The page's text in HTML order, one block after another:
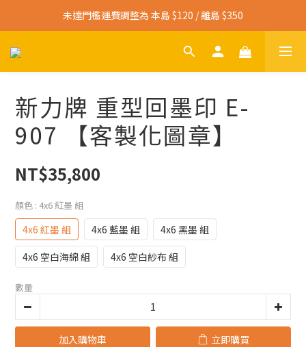
寄送免運門檻調整為 本島 $3,000 / 離島 $4,500
未達門檻運費調整為 本島 $120 / 離島 $350
寄送免運門檻調整為 本島 $3,000 / 離島 $4,500
新力牌 重型回墨印 E-
907 【客製化圖章】
NT$35,800
顏色 : 4x6 紅墨 組
4x6 紅墨 組 4x6 藍墨 組
4x6 黑墨 組
4x6 空白海綿 組
4x6 空白紗布 組
數量
加入購物車 立即購買